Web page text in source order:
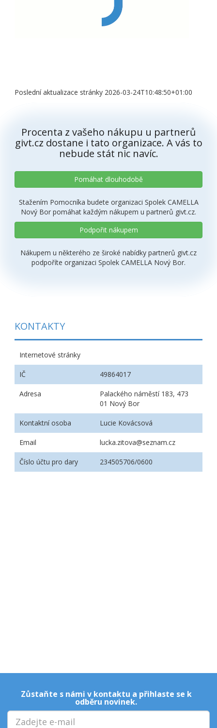
Poslední aktualizace stránky 2026-03-24T10:48:50+01:00
Procenta z vašeho nákupu u partnerů
givt.cz dostane i tato organizace. A vás to
nebude stát nic navíc.
Pomáhat dlouhodobě
Stažením Pomocníka budete organizaci Spolek CAMELLA
Nový Bor pomáhat každým nákupem u partnerů givt.cz.
Podpořit nákupem
Nákupem u některého ze široké nabídky partnerů givt.cz
podpoříte organizaci Spolek CAMELLA Nový Bor.
KONTAKTY
Internetové stránky
IČ 49864017
Adresa
Palackého náměstí 183, 473
01 Nový Bor
Kontaktní osoba Lucie Kovácsová
Email lucka.zitova@seznam.cz
Číslo účtu pro dary 234505706/0600
Zůstaňte s námi v kontaktu a přihlaste se k
odběru novinek.